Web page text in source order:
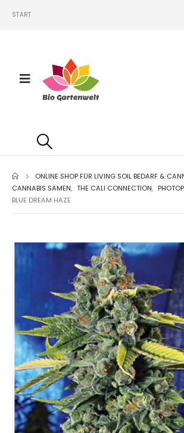
START
ONLINE SHOP FÜR LIVING SOIL BEDARF &
CANNABIS SAMEN, THE CALI CONNECTION,
BLUE DREAM HAZE